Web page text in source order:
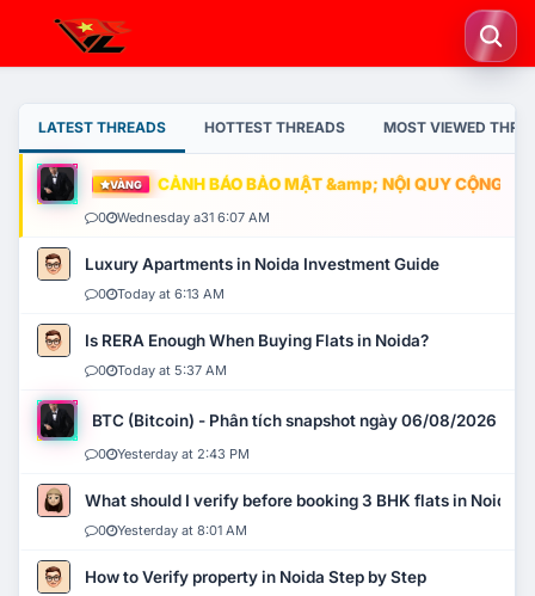
LATEST THREADS HOTTEST THREADS MOST VIEWED
VÀNG CẢNH BÁO BẢO MẬT &amp; NỘI QUY CỘNG
0 Wednesday a31 6:07 AM
Luxury Apartments in Noida Investment Guide
0 Today at 6:13 AM
Is RERA Enough When Buying Flats in Noida?
0 Today at 5:37 AM
BTC (Bitcoin) - Phân tích snapshot ngày 06/08/2026
0 Yesterday at 2:43 PM
What should I verify before booking 3 BHK flats in Noida?
0 Yesterday at 8:01 AM
How to Verify property in Noida Step by Step